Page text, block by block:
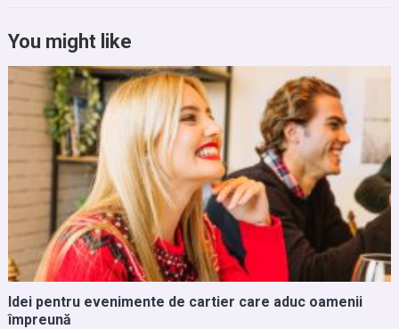
You might like
Idei pentru evenimente de cartier care aduc oamenii
împreună